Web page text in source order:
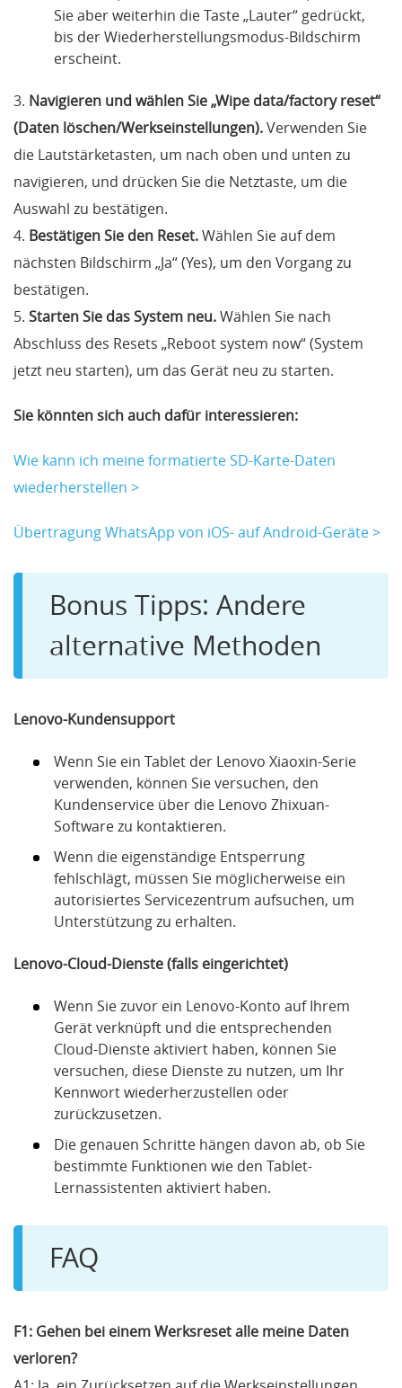
Sie aber weiterhin die Taste „Lauter“ gedrückt,
bis der Wiederherstellungsmodus-Bildschirm
erscheint.
3. Navigieren und wählen Sie „Wipe data/factory reset“
(Daten löschen/Werkseinstellungen).Verwenden Sie
die Lautstärketasten, um nach oben und unten zu
navigieren, und drücken Sie die Netztaste, um die
Auswahl zu bestätigen.
4. Bestätigen Sie den Reset.Wählen Sie auf dem
nächsten Bildschirm „Ja“ (Yes), um den Vorgang zu
bestätigen.
5. Starten Sie das System neu.Wählen Sie nach
Abschluss des Resets „Reboot system now“ (System
jetzt neu starten), um das Gerät neu zu starten.
Sie könnten sich auch dafür interessieren:
Wie kann ich meine formatierte SD-Karte-Daten
wiederherstellen >
Übertragung WhatsApp von iOS- auf Android-Geräte >
Bonus Tipps: Andere
alternative Methoden
Lenovo-Kundensupport
Wenn Sie ein Tablet der Lenovo Xiaoxin-Serie
verwenden, können Sie versuchen, den
Kundenservice über die Lenovo Zhixuan-
Software zu kontaktieren.
Wenn die eigenständige Entsperrung
fehlschlägt, müssen Sie möglicherweise ein
autorisiertes Servicezentrum aufsuchen, um
Unterstützung zu erhalten.
Lenovo-Cloud-Dienste (falls eingerichtet)
Wenn Sie zuvor ein Lenovo-Konto auf Ihrem
Gerät verknüpft und die entsprechenden
Cloud-Dienste aktiviert haben, können Sie
versuchen, diese Dienste zu nutzen, um Ihr
Kennwort wiederherzustellen oder
zurückzusetzen.
Die genauen Schritte hängen davon ab, ob Sie
bestimmte Funktionen wie den Tablet-
Lernassistenten aktiviert haben.
FAQ
F1: Gehen bei einem Werksreset alle meine Daten
verloren?